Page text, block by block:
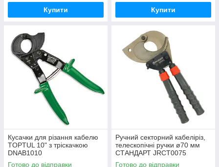
Купити Купити
Кусачки для різання кабелю
TOPTUL 10" з тріскачкою
DNAB1010
Готово до відправки
Ручний секторний кабеліріз,
телескопічні ручки ø70 мм
СТАНДАРТ JRCT0075
Готово до відправки